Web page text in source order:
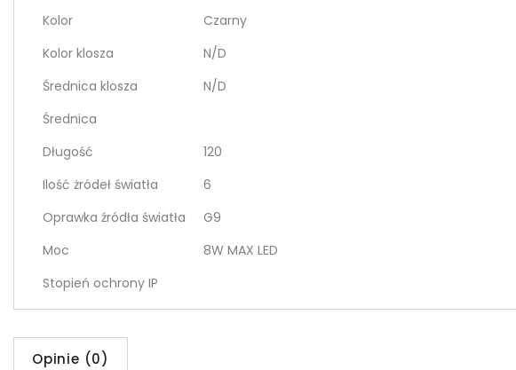
Kolor
Czarny
Kolor klosza
N/D
Średnica klosza
N/D
Średnica
Długość
120
Ilość żródeł światła
6
Oprawka źródła światła
G9
Moc
8W MAX LED
Stopień ochrony IP
Opinie (0)